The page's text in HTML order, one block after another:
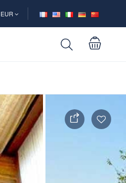
EUR